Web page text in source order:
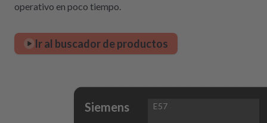
operativo en poco tiempo.
Ir al buscador de productos
Siemens E57